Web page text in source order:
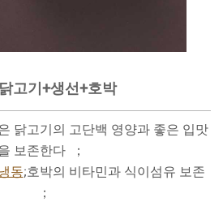
고기+생선+호박
닭고기의 고단백 영양과 좋은 입맛
보존한다 ；
동;호박의 비타민과 식이섬유 보존
；